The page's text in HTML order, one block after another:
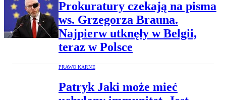
Prokuratury czekają na pisma
ws. Grzegorza Brauna.
Najpierw utknęły w Belgii,
teraz w Polsce
PRAWO KARNE
Patryk Jaki może mieć